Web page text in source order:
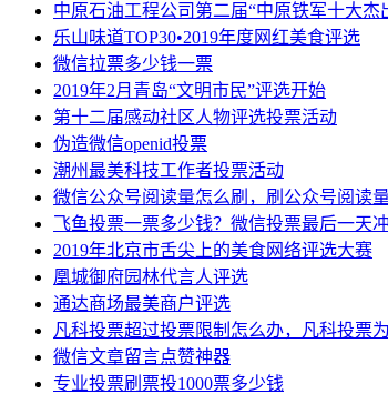
中原石油工程公司第二届“中原铁军十大杰
乐山味道TOP30•2019年度网红美食评选
微信拉票多少钱一票
2019年2月青岛“文明市民”评选开始
第十二届感动社区人物评选投票活动
伪造微信openid投票
潮州最美科技工作者投票活动
微信公众号阅读量怎么刷，刷公众号阅读
飞鱼投票一票多少钱？微信投票最后一天
2019年北京市舌尖上的美食网络评选大赛
凰城御府园林代言人评选
通达商场最美商户评选
凡科投票超过投票限制怎么办，凡科投票
微信文章留言点赞神器
专业投票刷票投1000票多少钱